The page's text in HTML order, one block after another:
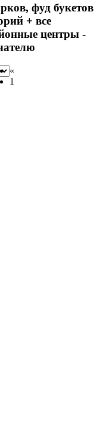
фуд букетов
+ все
центры -
«
1